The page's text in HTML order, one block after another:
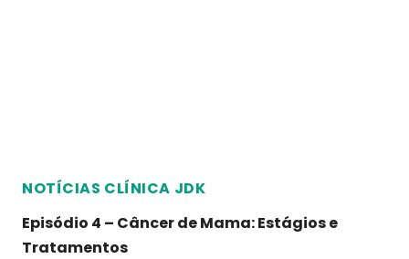
NOTÍCIAS CLÍNICA JDK
Episódio 4 – Câncer de Mama: Estágios e
Tratamentos